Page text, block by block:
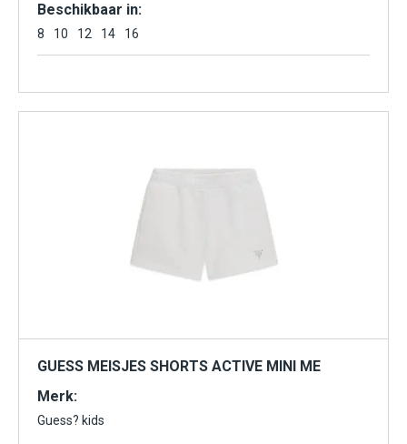
Beschikbaar in:
8 10 12 14 16
GUESS MEISJES SHORTS ACTIVE MINI ME
Merk:
Guess? kids